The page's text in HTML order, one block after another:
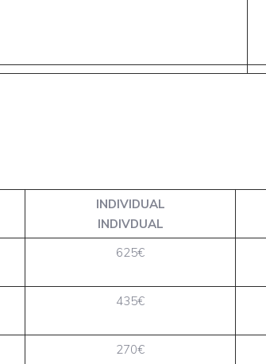
INDIVIDUAL
INDIVDUAL
625€
435€
270€